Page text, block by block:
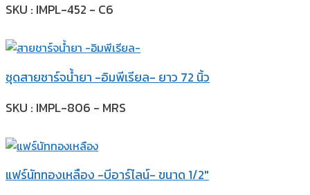
SKU : IMPL-452 - C6
ชุดสายชาร์จน้ำยา -อิมพีเรียล- ยาว 72 นิ้ว
SKU : IMPL-806 - MRS
แฟร์นัททองเหลือง -บีอาร์ไลน์- ขนาด 1/2″